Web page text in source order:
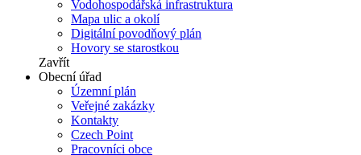
Vodohospodářská infrastruktura
Mapa ulic a okolí
Digitální povodňový plán
Hovory se starostkou
Zavřít
Obecní úřad
Územní plán
Veřejné zakázky
Kontakty
Czech Point
Pracovníci obce